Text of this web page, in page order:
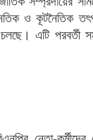
ও কূটনৈতিক
এটি পরবর্তী